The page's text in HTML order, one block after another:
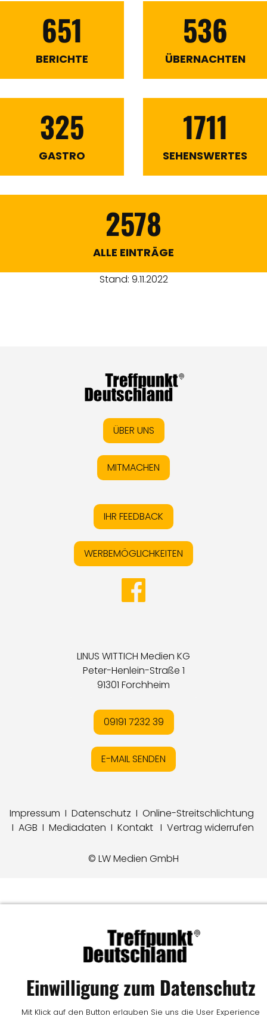
651
BERICHTE
536
ÜBERNACHTEN
325
GASTRO
1711
SEHENSWERTES
2578
ALLE EINTRÄGE
Stand: 9.11.2022
ÜBER UNS
MITMACHEN
IHR FEEDBACK
WERBEMÖGLICHKEITEN
LINUS WITTICH Medien KG
Peter-Henlein-Straße 1
91301 Forchheim
09191 7232 39
E-MAIL SENDEN
Impressum I Datenschutz I Online-Streitschlichtung
I AGB I Mediadaten I Kontakt I Vertrag widerrufen
© LW Medien GmbH
Einwilligung zum Datenschutz
Mit Klick auf den Button erlauben Sie uns die User Experience